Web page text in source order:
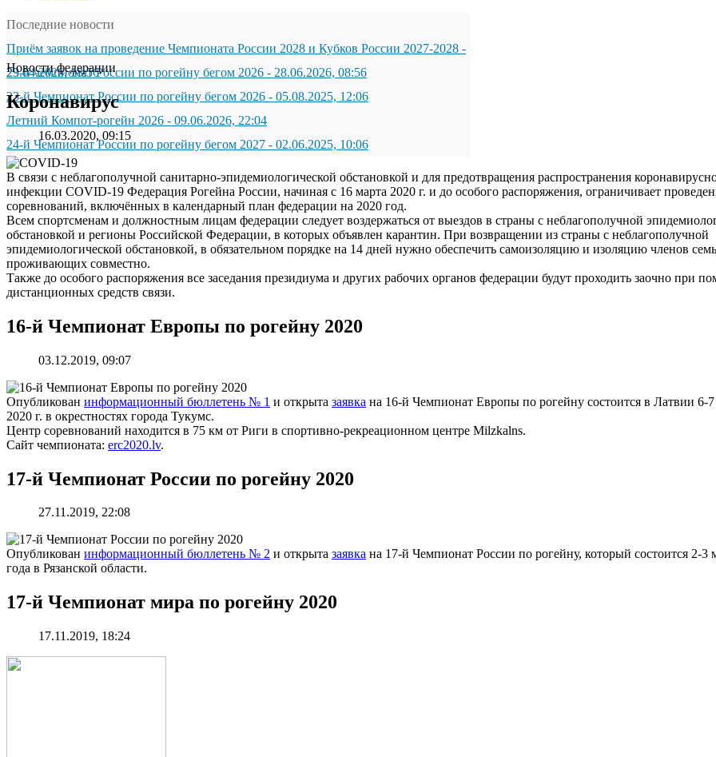
Последние новости
Приём заявок на проведение Чемпионата России 2028 и Кубков России 2027-2028 -
29.04.2026, 18:56
23-й чемпионат России по рогейну бегом 2026 - 28.06.2026, 08:56
23-й Чемпионат России по рогейну бегом 2026 - 05.08.2025, 12:06
Летний Компот-рогейн 2026 - 09.06.2026, 22:04
24-й Чемпионат России по рогейну бегом 2027 - 02.06.2025, 10:06
Новости федерации
Коронавирус
16.03.2020, 09:15
В связи с неблагополучной санитарно-эпидемиологической обстановкой и для предотвращения распространения
инфекции COVID-19 Федерация Рогейна России, начиная с 16 марта 2020 г. и до особого распоряжения, ограничивает
соревнований, включённых в календарный план федерации на 2020 год.
Всем спортсменам и должностным лицам федерации следует воздержаться от выездов в страны с неблагополучной
обстановкой и регионы Российской Федерации, в которых объявлен карантин. При возвращении из страны с неблагополучной
эпидемиологической обстановкой, в обязательном порядке на 14 дней нужно обеспечить самоизоляцию и изоляцию членов
проживающих совместно.
Также до особого распоряжения все заседания президиума и других рабочих органов федерации будут проходить заочно при
дистанционных средств связи.
16-й Чемпионат Европы по рогейну 2020
03.12.2019, 09:07
Опубликован информационный бюллетень № 1 и открыта заявка на 16-й Чемпионат Европы по рогейну состоится в Латвии 6-
2020 г. в окрестностях города Тукумс.
Центр соревнований находится в 75 км от Риги в спортивно-рекреационном центре Milzkalns.
Сайт чемпионата: erc2020.lv.
17-й Чемпионат России по рогейну 2020
27.11.2019, 22:08
Опубликован информационный бюллетень № 2 и открыта заявка на 17-й Чемпионат России по рогейну, который состоится 2-3
года в Рязанской области.
17-й Чемпионат мира по рогейну 2020
17.11.2019, 18:24